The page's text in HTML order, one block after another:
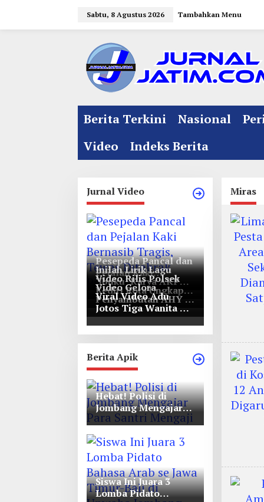
Sabtu, 8 Agustus 2026 Tambahkan Menu
Berita Terkini Nasional
Video
Indeks Berita
Jurnal Video
Pesepeda Pancal dan
Pejalan Kaki
Bernasib Tragis,
Tewas Ditabrak
Pikap di Nganjuk
Inilah Lirik Lagu
‘Ibuku’ Karya AKP
Moch Mukid
Video Rilis Polsek
Kediri Kota Ungkap
5747 Butil Pil Dobel
L
Video Gelora
Penyambutan AHY di
Rapimnas Partai
Demokrat
Viral Video Adu
Jotos Tiga Wanita Di
Simpang Lima Gumul
Berita Apik
Hebat! Polisi di
Jombang Mengajar
Para Santri Mengaji
Siswa Ini Juara 3
Lomba Pidato
Miras